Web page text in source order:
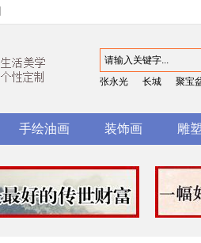
张永光 长城 聚宝
手绘油画 装饰画 雕